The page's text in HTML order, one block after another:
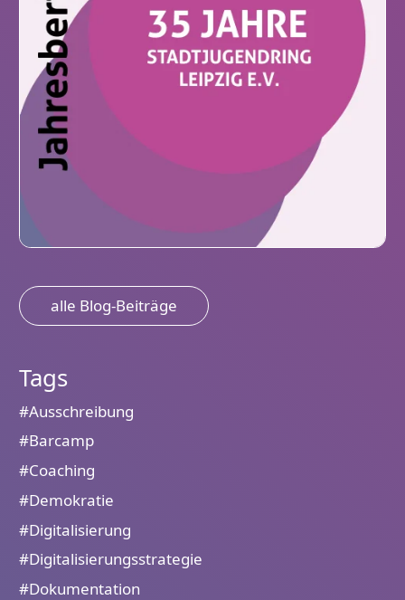
alle Blog-Beiträge
Tags
#Ausschreibung
#Barcamp
#Coaching
#Demokratie
#Digitalisierung
#Digitalisierungsstrategie
#Dokumentation